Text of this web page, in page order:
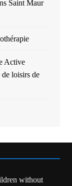
Saint Maur
Active
loisirs de
without